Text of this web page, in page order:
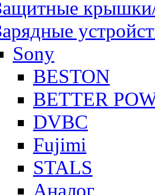
Sony
BESTON
BETTER
DVBC
Fujimi
STALS
Аналог